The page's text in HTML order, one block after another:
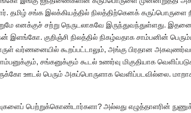
தமிழ் சங்க இலக்கியத்தில் நிலத்திற்கெனக் கருப்பொருளை
எனக்குச் சற்று நெருடலாகவே இருந்துவந்துள்ளது.
இளங்கோ. குறிஞ்சி நிலத்தில் நிகழ்வதாக சாம்பனின்
வர்ணனையில் கூறப்பட்டாலும், அங்கு பிரதான
சங்கனுக்கும் கூடல் உணர்வு மிகுதியாக
ஊடல் பெரும் அகப்பொருளாக வெளிப்படவில்லை.
பெற்றுக்கொண்டார்களா? அல்லது எழுத்தாளரின்